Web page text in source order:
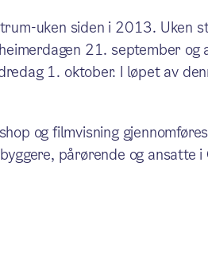
uken siden i 2013. Uken
21. september og
1. oktober. I løpet av
og filmvisning
pårørende og ansatte i